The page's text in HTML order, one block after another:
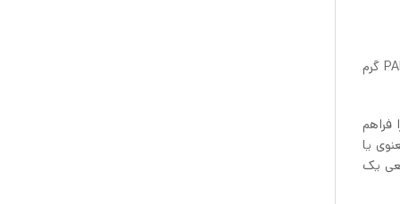
جاشمعی وارمر ایکیا PARLBAND در قطر 9 سانتی‌متر و ارتفاع 10 سانتی‌متر ساخته شده است. وزن جاشمعی وارمر ایکیا PARLBAND 190 گرم
فراهم
یا
یک